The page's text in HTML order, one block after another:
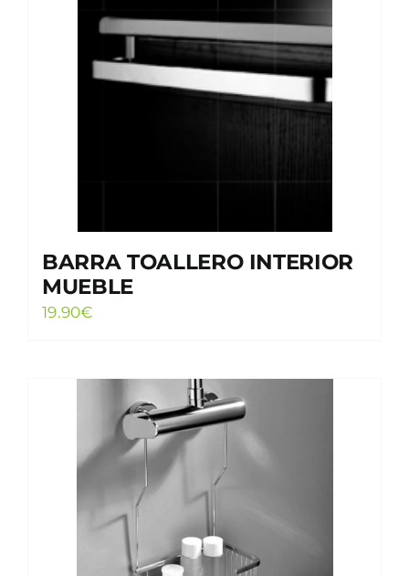
BARRA TOALLERO INTERIOR
MUEBLE
19.90€